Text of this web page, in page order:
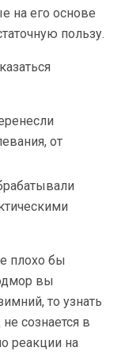
на его основе
пользу.
от
плохо бы
вы
то узнать
сознается в
реакции на